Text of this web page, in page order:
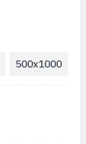
500x1000